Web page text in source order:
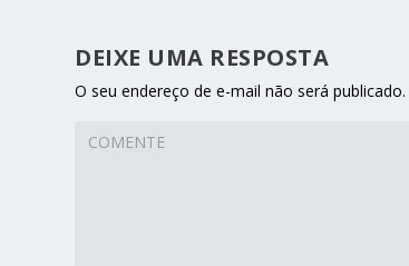
DEIXE UMA RESPOSTA
O seu endereço de e-mail não será publicado.